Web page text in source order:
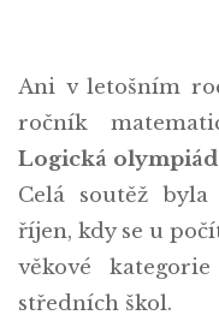
Ani v letošním
ročník
Logická
Celá soutěž
říjen, kdy se u
věkové
středních škol.